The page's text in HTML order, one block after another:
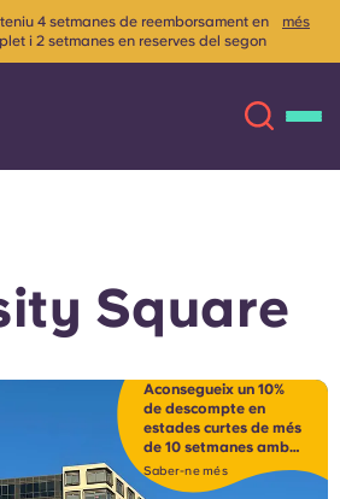
(US)
Español
Deutsch
4 setmanes de reemborsament en
i 2 setmanes en reserves del segon
els termes i condicions.
més
Square
Aconsegueix un 10%
de descompte en
estades curtes de més
de 10 setmanes amb
el codi SHORT10*
Saber-ne més